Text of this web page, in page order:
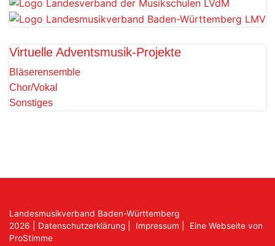
Virtuelle Adventsmusik-Projekte
Bläserensemble
Chor/Vokal
Sonstiges
Landesmusikverband Baden-Württemberg
2026
Datenschutzerklärung Impressum
Eine Webseite von
ProStimme